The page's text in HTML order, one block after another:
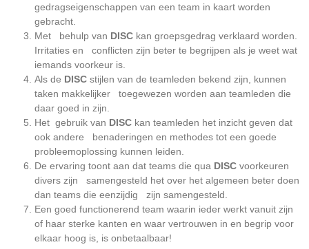
gedragseigenschappen van een team in kaart worden
gebracht.
Met behulp van DISC kan groepsgedrag verklaard worden.
Irritaties en conflicten zijn beter te begrijpen als je weet wat
iemands voorkeur is.
Als de DISC stijlen van de teamleden bekend zijn, kunnen
taken makkelijker toegewezen worden aan teamleden die
daar goed in zijn.
Het gebruik van DISC kan teamleden het inzicht geven dat
ook andere benaderingen en methodes tot een goede
probleemoplossing kunnen leiden.
De ervaring toont aan dat teams die qua DISC voorkeuren
divers zijn samengesteld het over het algemeen beter doen
dan teams die eenzijdig zijn samengesteld.
Een goed functionerend team waarin ieder werkt vanuit zijn
of haar sterke kanten en waar vertrouwen in en begrip voor
elkaar hoog is, is onbetaalbaar!